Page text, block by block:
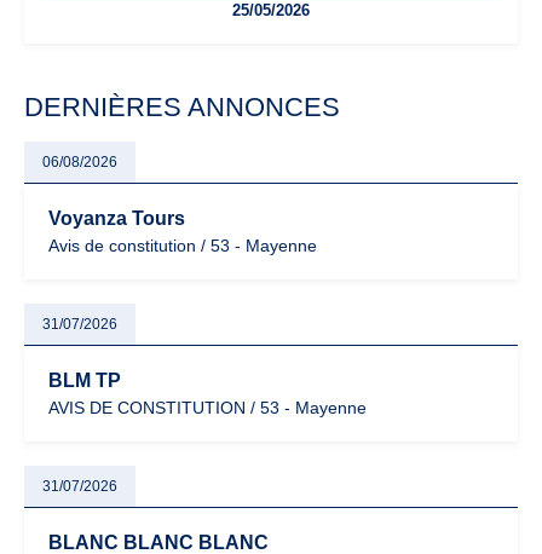
facturation ou risque de bascule vers la TVA : les règles
25/05/2026
DERNIÈRES ANNONCES
06/08/2026
Voyanza Tours
Avis de constitution / 53 - Mayenne
31/07/2026
BLM TP
AVIS DE CONSTITUTION / 53 - Mayenne
31/07/2026
BLANC BLANC BLANC